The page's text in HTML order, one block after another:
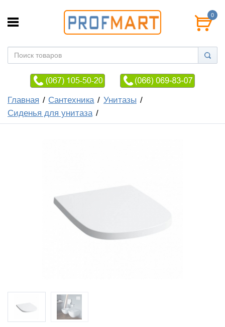
0
Главная Сантехника
Унитазы
Сиденья для унитаза